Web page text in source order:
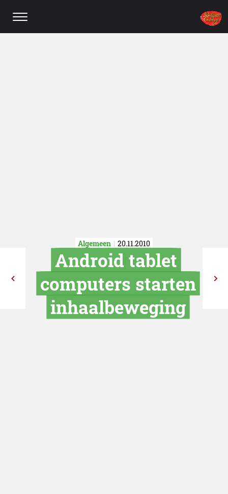
Algemeen 20.11.2010